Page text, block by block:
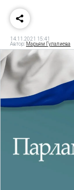
14.11.2021 15:41
Автор: Марьям Гулалиева